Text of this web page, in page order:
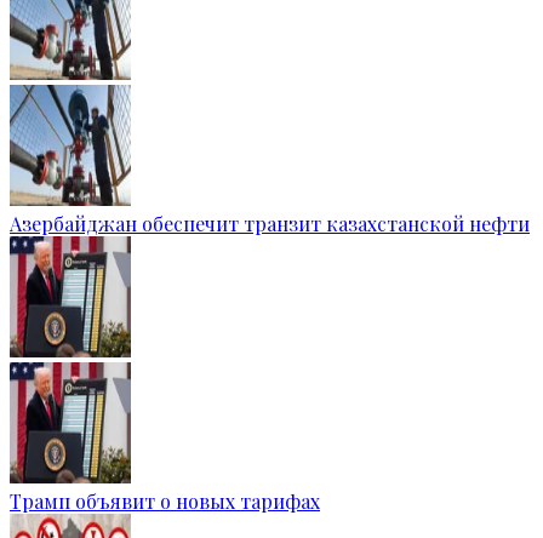
Азербайджан обеспечит транзит казахстанской нефти
Трамп объявит о новых тарифах